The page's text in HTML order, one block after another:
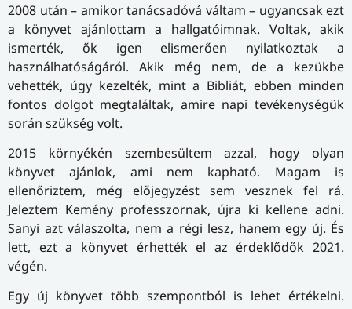
2008 után – amikor tanácsadóvá váltam – ugyancsak ezt
a könyvet ajánlottam a hallgatóimnak. Voltak, akik
ismerték, ők igen elismerően nyilatkoztak a
használhatóságáról. Akik még nem, de a kezükbe
vehették, úgy kezelték, mint a Bibliát, ebben minden
fontos dolgot megtaláltak, amire napi tevékenységük
során szükség volt.
2015 környékén szembesültem azzal, hogy olyan
könyvet ajánlok, ami nem kapható. Magam is
ellenőriztem, még előjegyzést sem vesznek fel rá.
Jeleztem Kemény professzornak, újra ki kellene adni.
Sanyi azt válaszolta, nem a régi lesz, hanem egy új. És
lett, ezt a könyvet érhették el az érdeklődők 2021.
végén.
Egy új könyvet több szempontból is lehet értékelni.